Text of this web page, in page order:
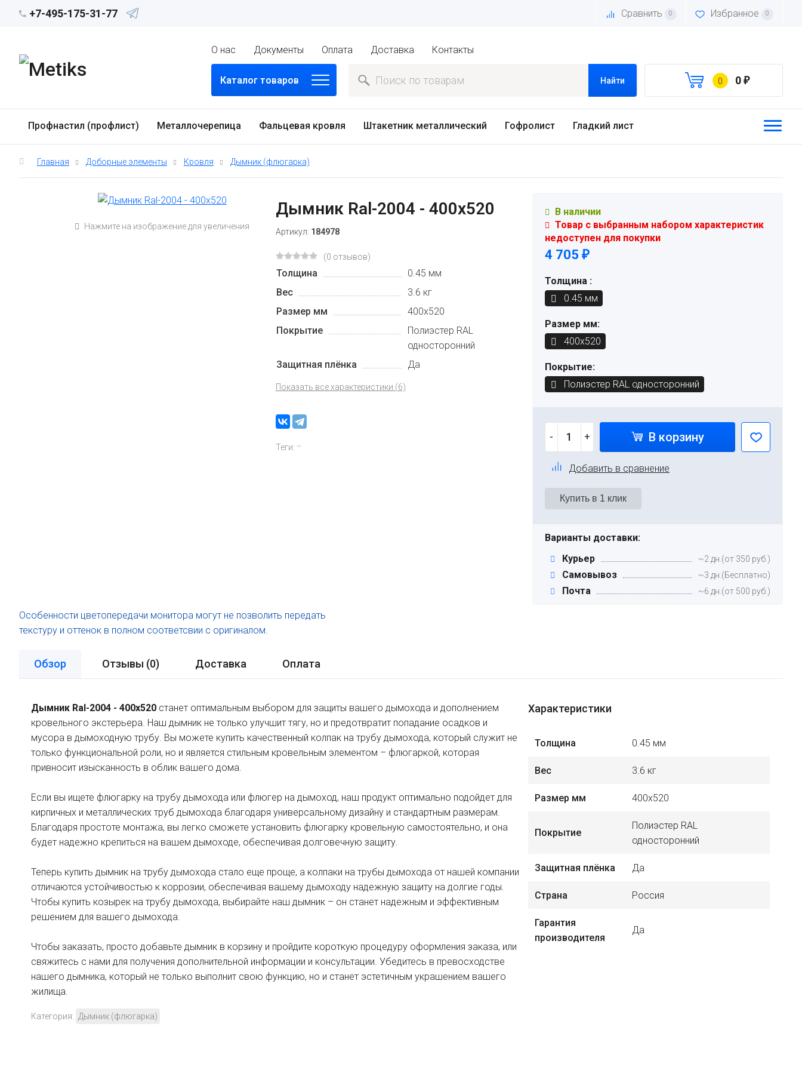
+7-495-175-31-77 Сравнить 0 Избранное 0
О нас Документы Оплата Доставка Контакты
Каталог товаров Найти 0 0 ₽
Профнастил (профлист) Металлочерепица Фальцевая кровля Штакетник металлический Гофролист Гладкий лист
Главная Доборные элементы Кровля Дымник (флюгарка)
Нажмите на изображение для увеличения
Дымник Ral-2004 - 400х520
Артикул: 184978
(0 отзывов)
Толщина
0.45 мм
Вес
3.6 кг
Размер мм
400х520
Покрытие
Полиэстер RAL
односторонний
Защитная плёнка
Да
Показать все характеристики (6)
Теги:
В наличии
Товар с выбранным набором характеристик
недоступен для покупки
4 705 ₽
Толщина :
0.45 мм
Размер мм:
400х520
Покрытие:
Полиэстер RAL односторонний
- + В корзину
Добавить в сравнение
Варианты доставки:
Курьер
~2 дн.(от 350 руб.)
Самовывоз ~3 дн.(Бесплатно)
Почта ~6 дн.(от 500 руб.)
Особенности цветопередачи монитора могут не позволить передать
текстуру и оттенок в полном соответсвии с оригиналом.
Обзор Отзывы (0) Доставка Оплата
Дымник Ral-2004 - 400х520станет оптимальным выбором для защиты вашего дымохода и дополнением
кровельного экстерьера. Наш дымник не только улучшит тягу, но и предотвратит попадание осадков и
мусора в дымоходную трубу. Вы можете купить качественный колпак на трубу дымохода, который служит не
только функциональной роли, но и является стильным кровельным элементом – флюгаркой, которая
привносит изысканность в облик вашего дома.
Если вы ищете флюгарку на трубу дымохода или флюгер на дымоход, наш продукт оптимально подойдет для
кирпичных и металлических труб дымохода благодаря универсальному дизайну и стандартным размерам.
Благодаря простоте монтажа, вы легко сможете установить флюгарку кровельную самостоятельно, и она
будет надежно крепиться на вашем дымоходе, обеспечивая долговечную защиту.
Теперь купить дымник на трубу дымохода стало еще проще, а колпаки на трубы дымохода от нашей компании
отличаются устойчивостью к коррозии, обеспечивая вашему дымоходу надежную защиту на долгие годы.
Чтобы купить козырек на трубу дымохода, выбирайте наш дымник – он станет надежным и эффективным
решением для вашего дымохода.
Чтобы заказать, просто добавьте дымник в корзину и пройдите короткую процедуру оформления заказа, или
свяжитесь с нами для получения дополнительной информации и консультации. Убедитесь в превосходстве
нашего дымника, который не только выполнит свою функцию, но и станет эстетичным украшением вашего
жилища.
Категория: Дымник (флюгарка)
Характеристики
Толщина 0.45 мм
Вес 3.6 кг
Размер мм 400х520
Покрытие
Полиэстер RAL
односторонний
Защитная плёнка Да
Страна Россия
Гарантия
производителя
Да